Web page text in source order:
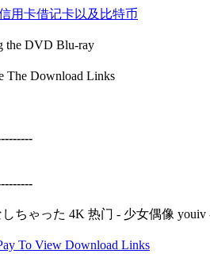
用卡借记卡以及比特币
the DVD Blu-ray
The Download Links
To View Download Links